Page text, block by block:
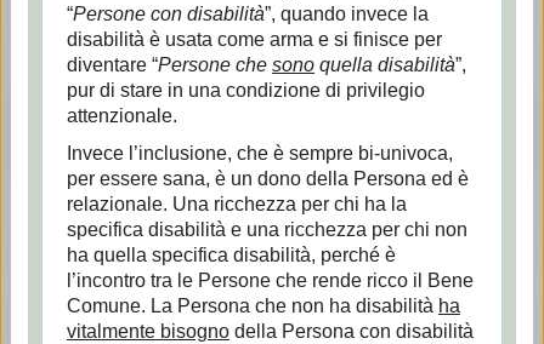
“Persone con disabilità”, quando invece la
disabilità è usata come arma e si finisce per
diventare “Persone che sonoquella disabilità”,
pur di stare in una condizione di privilegio
attenzionale.
Invece l’inclusione, che è sempre bi-univoca,
per essere sana, è un dono della Persona ed è
relazionale. Una ricchezza per chi ha la
specifica disabilità e una ricchezza per chi non
ha quella specifica disabilità, perché è
l’incontro tra le Persone che rende ricco il Bene
Comune. La Persona che non ha disabilità ha
vitalmente bisognodella Persona con disabilità